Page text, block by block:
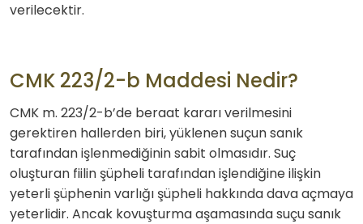
verilecektir.
CMK 223/2-b Maddesi Nedir?
CMK m. 223/2-b’de beraat kararı verilmesini
gerektiren hallerden biri, yüklenen suçun sanık
tarafından işlenmediğinin sabit olmasıdır. Suç
oluşturan fiilin şüpheli tarafından işlendiğine ilişkin
yeterli şüphenin varlığı şüpheli hakkında dava açmaya
yeterlidir. Ancak kovuşturma aşamasında suçu sanık